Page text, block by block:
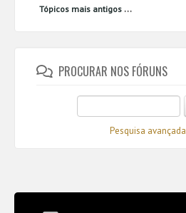
Tópicos mais antigos ...
PROCURAR NOS FÓRUNS
Pesquisa avançada